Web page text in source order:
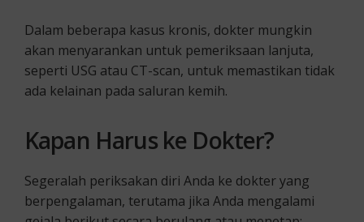
Dalam beberapa kasus kronis, dokter mungkin
akan menyarankan untuk pemeriksaan lanjuta,
seperti USG atau CT-scan, untuk memastikan tidak
ada kelainan pada saluran kemih.
Kapan Harus ke Dokter?
Segeralah periksakan diri Anda ke dokter yang
berpengalaman, terutama jika Anda mengalami